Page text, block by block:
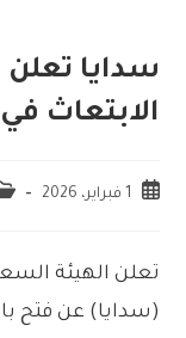
سدايا تعلن
الابتعاث
1 فبراير، 2026
تعلن الهيئة
(سدايا) عن فتح